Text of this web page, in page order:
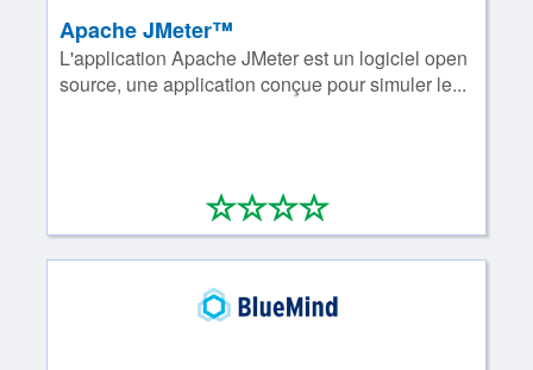
Apache JMeter™
L'application Apache JMeter est un logiciel open
source, une application conçue pour simuler le...
****
0/4